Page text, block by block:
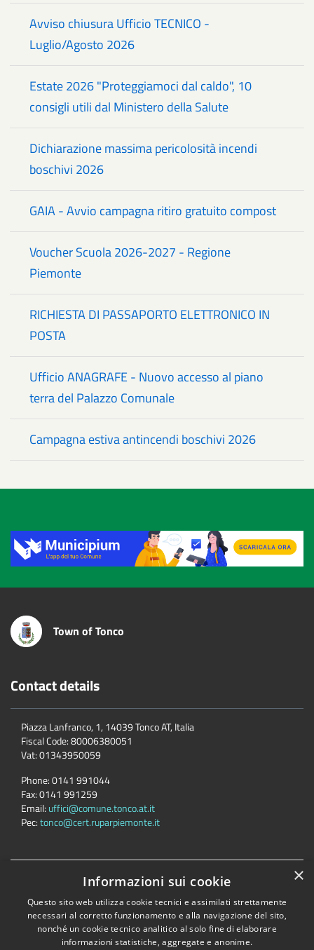
Avviso chiusura Ufficio TECNICO -
Luglio/Agosto 2026
Estate 2026 "Proteggiamoci dal caldo", 10
consigli utili dal Ministero della Salute
Dichiarazione massima pericolosità incendi
boschivi 2026
GAIA - Avvio campagna ritiro gratuito compost
Voucher Scuola 2026-2027 - Regione
Piemonte
RICHIESTA DI PASSAPORTO ELETTRONICO IN
POSTA
Ufficio ANAGRAFE - Nuovo accesso al piano
terra del Palazzo Comunale
Campagna estiva antincendi boschivi 2026
Title
Town of Tonco
Contact details
Piazza Lanfranco, 1, 14039 Tonco AT, Italia
Fiscal Code:80006380051
Vat:01343950059
Phone:0141 991044
Fax:0141 991259
Email: uffici@comune.tonco.at.it
Pec:tonco@cert.ruparpiemonte.it
Accessibility Privacy Cookie
Sitemap
Dichiarazione di accessibilità
Comune convenzionatoAstigov
Progetto|Convenzione|Adesioni
×
Informazioni sui cookie
Questo sito web utilizza cookie tecnici e assimilati strettamente
necessari al corretto funzionamento e alla navigazione del sito,
nonché un cookie tecnico analitico al solo fine di elaborare
informazioni statistiche, aggregate e anonime.